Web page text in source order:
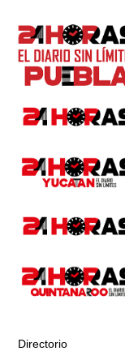
Directorio